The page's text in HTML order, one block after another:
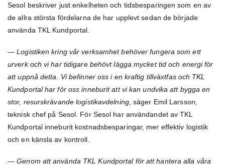
Sesol beskriver just enkelheten och tidsbesparingen som en av
de allra största fördelarna de har upplevt sedan de började
använda TKL Kundportal.
— Logistiken kring vår verksamhet behöver fungera som ett
urverk och vi har tidigare behövt lägga mycket tid och energi för
att uppnå detta. Vi befinner oss i en kraftig tillväxtfas och TKL
Kundportal har för oss inneburit att vi kan undvika att bygga en
stor, resurskrävande logistikavdelning, säger Emil Larsson,
teknisk chef på Sesol. För Sesol har användandet av TKL
Kundportal inneburit kostnadsbesparingar, mer effektiv logistik
och en känsla av kontroll.
— Genom att använda TKL Kundportal för att hantera alla våra